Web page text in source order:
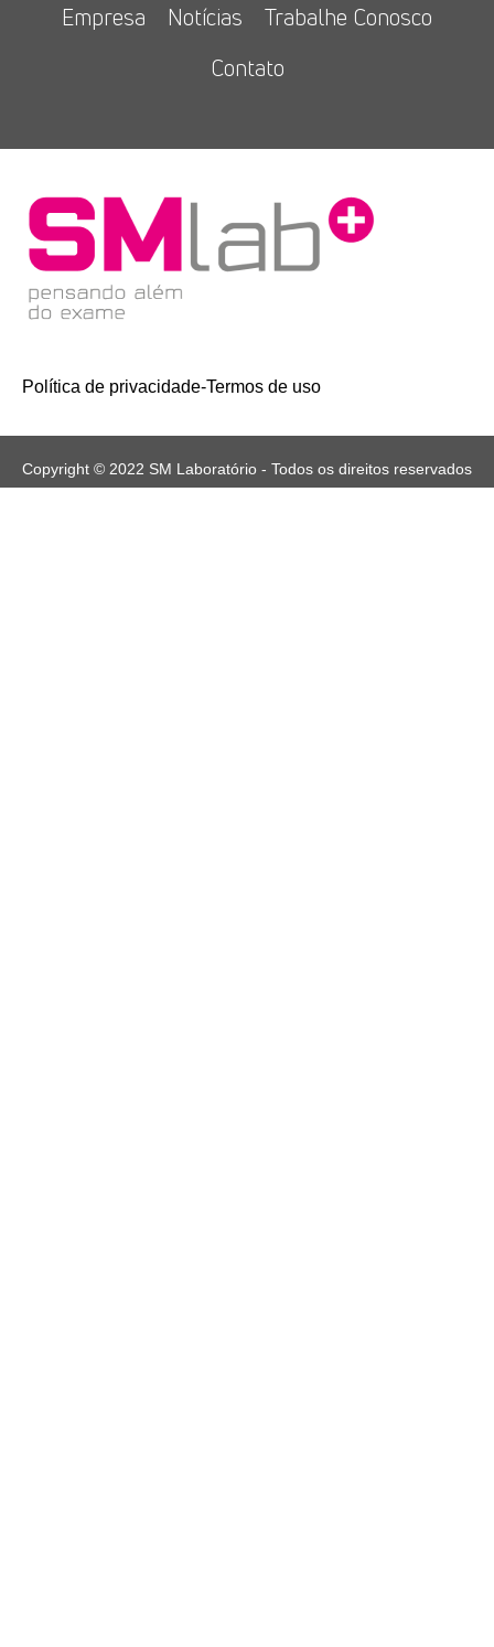
Empresa
Notícias
Trabalhe Conosco
Contato
Política de privacidade-Termos de uso
Copyright © 2022 SM Laboratório - Todos os direitos reservados